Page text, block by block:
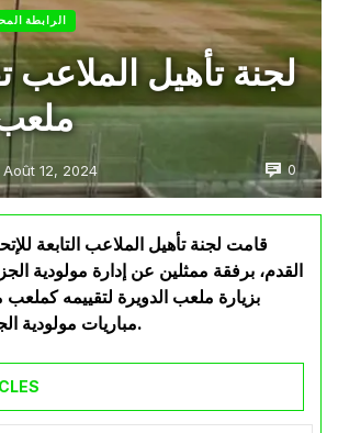
الرابطة
لجنة تأهيل الملاعب
Août 12, 2024 0
قامت لجنة تأهيل الملاعب التابعة
القدم، برفقة ممثلين عن إدارة مولودية
بزيارة ملعب الدويرة لتقييمه
مباريات مولودية الجزائر محلياً وقارياً.